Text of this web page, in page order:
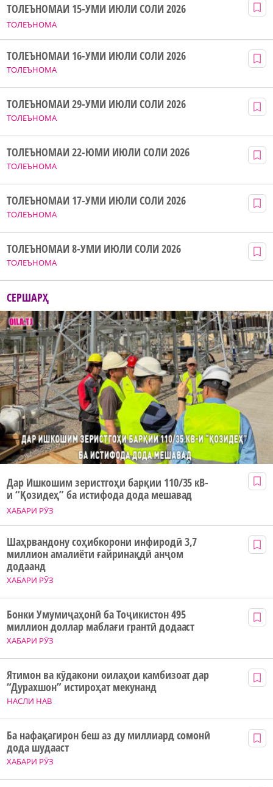
ТОЛЕЪНОМА
ТОЛЕЪНОМАИ 15-УМИ ИЮЛИ СОЛИ 2026
ТОЛЕЪНОМА
ТОЛЕЪНОМАИ 16-УМИ ИЮЛИ СОЛИ 2026
ТОЛЕЪНОМА
ТОЛЕЪНОМАИ 29-УМИ ИЮЛИ СОЛИ 2026
ТОЛЕЪНОМА
ТОЛЕЪНОМАИ 22-ЮМИ ИЮЛИ СОЛИ 2026
ТОЛЕЪНОМА
ТОЛЕЪНОМАИ 17-УМИ ИЮЛИ СОЛИ 2026
ТОЛЕЪНОМА
ТОЛЕЪНОМАИ 8-УМИ ИЮЛИ СОЛИ 2026
СЕРШАРҲ
ХАБАРИ РӮЗ
Дар Ишкошим зеристгоҳи барқии 110/35 кВ-
и “Қозидеҳ” ба истифода дода мешавад
ХАБАРИ РӮЗ
Шаҳрвандону соҳибкорони инфиродӣ 3,7
миллион амалиёти ғайринақдӣ анҷом
додаанд
ХАБАРИ РӮЗ
Бонки Умумиҷаҳонӣ ба Тоҷикистон 495
миллион доллар маблағи грантӣ додааст
НАСЛИ НАВ
Ятимон ва кӯдакони оилаҳои камбизоат дар
“Дурахшон” истироҳат мекунанд
ХАБАРИ РӮЗ
Ба нафақагирон беш аз ду миллиард сомонӣ
дода шудааст